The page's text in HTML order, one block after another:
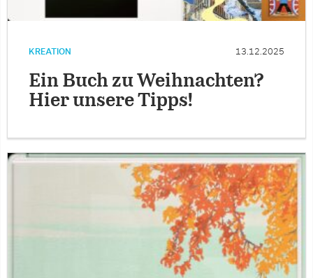
KREATION 13.12.2025
Ein Buch zu Weihnachten?
Hier unsere Tipps!